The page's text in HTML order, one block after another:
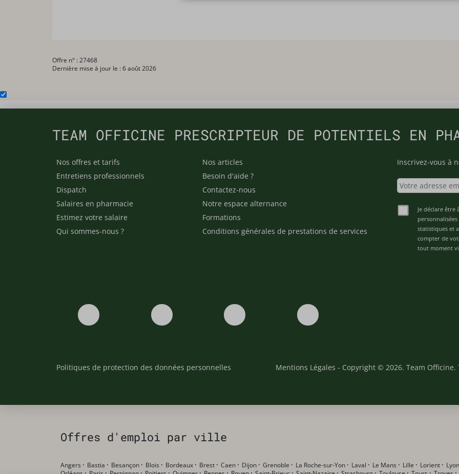
Offre n° : 27468
Dernière mise à jour le : 6 août 2026
TEAM OFFICINE PRESCRIPTEUR DE POTENTIELS EN
Nos offres et tarifs
Entretiens professionnels
Dispatch
Salaires en pharmacie
Estimez votre salaire
Qui sommes-nous ?
Nos articles
Besoin d'aide ?
Contactez-nous
Notre espace alternance
Formations
Conditions générales de prestations de services
Inscrivez-vous à
Je déclare être
statistiques et
compter de
tout moment
Politiques de protection des données personnelles Mentions Légales - Copyright © 2026. Team Officine.
Offres d'emploi par ville
Angers · Bastia · Besançon · Blois · Bordeaux · Brest · Caen · Dijon · Grenoble · La Roche-sur-Yon · Laval · Le Mans · Lille · Lorient · Lyon